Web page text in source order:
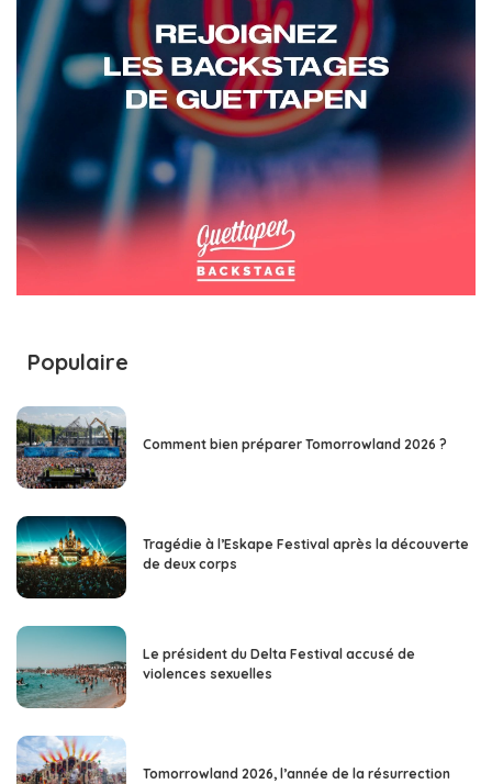
Populaire
Comment bien préparer Tomorrowland 2026 ?
Tragédie à l’Eskape Festival après la découverte
de deux corps
Le président du Delta Festival accusé de
violences sexuelles
Tomorrowland 2026, l’année de la résurrection